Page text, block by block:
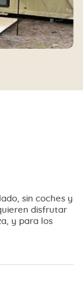
sin coches y
disfrutar
y para los